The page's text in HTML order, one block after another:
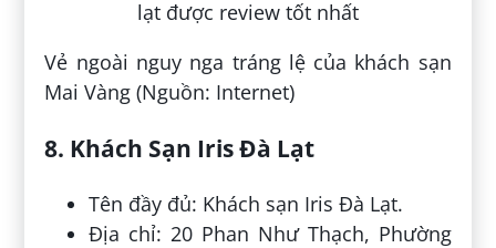
Vẻ ngoài nguy nga tráng lệ của khách sạn
Mai Vàng (Nguồn: Internet)
8. Khách Sạn Iris Đà Lạt
Tên đầy đủ: Khách sạn Iris Đà Lạt.
Địa chỉ: 20 Phan Như Thạch, Phường